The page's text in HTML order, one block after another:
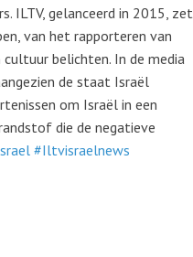
ILTV, gelanceerd in 2015, zet
van het rapporteren van
belichten. In de media
de staat Israël
om Israël in een
die de negatieve
#Iltvisraelnews